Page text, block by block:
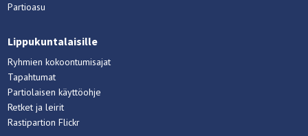
Partioasu
Lippukuntalaisille
Ryhmien kokoontumisajat
Tapahtumat
Partiolaisen käyttöohje
Retket ja leirit
Rastipartion Flickr